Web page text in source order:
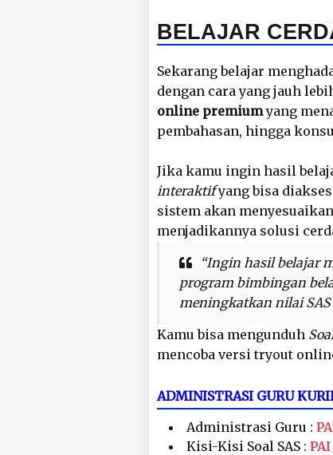
BELAJAR
Sekarang belajar
dengan cara yang jauh
online premiumyang
pembahasan, hingga
Jika kamu ingin hasil
interaktifyang bisa
sistem akan
menjadikannya solusi
“Ingin hasil belajar
program bimbingan
meningkatkan nilai
Kamu bisa mengunduh
mencoba versi tryout
ADMINISTRASI GURU
Administrasi Guru :
Kisi-Kisi Soal SAS :